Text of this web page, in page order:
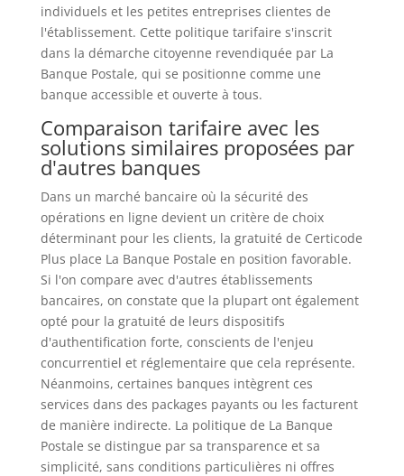
individuels et les petites entreprises clientes de
l'établissement. Cette politique tarifaire s'inscrit
dans la démarche citoyenne revendiquée par La
Banque Postale, qui se positionne comme une
banque accessible et ouverte à tous.
Comparaison tarifaire avec les
solutions similaires proposées par
d'autres banques
Dans un marché bancaire où la sécurité des
opérations en ligne devient un critère de choix
déterminant pour les clients, la gratuité de Certicode
Plus place La Banque Postale en position favorable.
Si l'on compare avec d'autres établissements
bancaires, on constate que la plupart ont également
opté pour la gratuité de leurs dispositifs
d'authentification forte, conscients de l'enjeu
concurrentiel et réglementaire que cela représente.
Néanmoins, certaines banques intègrent ces
services dans des packages payants ou les facturent
de manière indirecte. La politique de La Banque
Postale se distingue par sa transparence et sa
simplicité, sans conditions particulières ni offres